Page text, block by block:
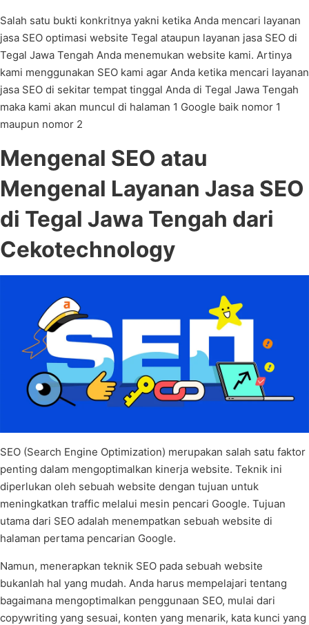
Salah satu bukti konkritnya yakni ketika Anda mencari layanan
jasa SEO optimasi website Tegal ataupun layanan jasa SEO di
Tegal Jawa Tengah Anda menemukan website kami. Artinya
kami menggunakan SEO kami agar Anda ketika mencari layanan
jasa SEO di sekitar tempat tinggal Anda di Tegal Jawa Tengah
maka kami akan muncul di halaman 1 Google baik nomor 1
maupun nomor 2
Mengenal SEO atau
Mengenal Layanan Jasa SEO
di Tegal Jawa Tengah dari
Cekotechnology
SEO (Search Engine Optimization) merupakan salah satu faktor
penting dalam mengoptimalkan kinerja website. Teknik ini
diperlukan oleh sebuah website dengan tujuan untuk
meningkatkan traffic melalui mesin pencari Google. Tujuan
utama dari SEO adalah menempatkan sebuah website di
halaman pertama pencarian Google.
Namun, menerapkan teknik SEO pada sebuah website
bukanlah hal yang mudah. Anda harus mempelajari tentang
bagaimana mengoptimalkan penggunaan SEO, mulai dari
copywriting yang sesuai, konten yang menarik, kata kunci yang